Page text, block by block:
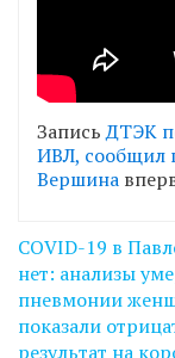
ЗаписьДТЭК
ИВЛ, сообщил
Вершина
Навігація
записів
СОVID-19 в
нет: анализы
пневмонии
показали
результат на